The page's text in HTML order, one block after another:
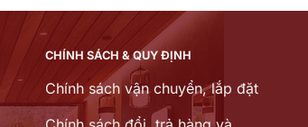
916.000 ₫.
CHÍNH SÁCH & QUY ĐỊNH
Chính sách vận chuyển, lắp đặt